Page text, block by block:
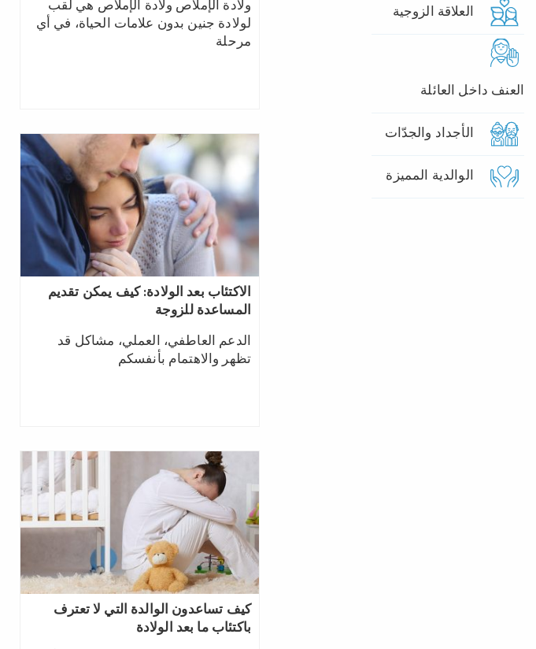
العلاقة الزوجية
العنف داخل العائلة
الأجداد والجدّات
الوالدية المميزة
ولادة الإملاص ولادة الإملاص هي لقب
لولادة جنين بدون علامات الحياة، في أي
مرحلة
الاكتئاب بعد الولادة: كيف يمكن تقديم
المساعدة للزوجة
الدعم العاطفي، العملي، مشاكل قد
تظهر والاهتمام بأنفسكم
كيف تساعدون الوالدة التي لا تعترف
باكتئاب ما بعد الولادة